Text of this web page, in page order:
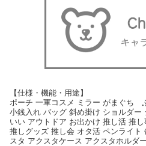
【仕様・機能・用途】
ポーチ 一軍コスメ ミラー がまぐち
小銭入れ バッグ 斜め掛け ショルダー
いい アウトドア お出かけ 推し活 推
推しグッズ 推し会 オタ活 ペンライト
スタ アクスタケース アクスタホルダ